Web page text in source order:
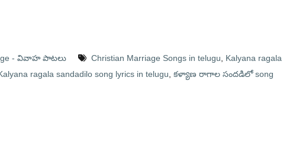
- వివాహ పాటలు Christian Marriage Songs in telugu
Kalyana ragala
ragala sandadilo song lyrics in telugu కళ్యాణ రాగాల సందడిలో song